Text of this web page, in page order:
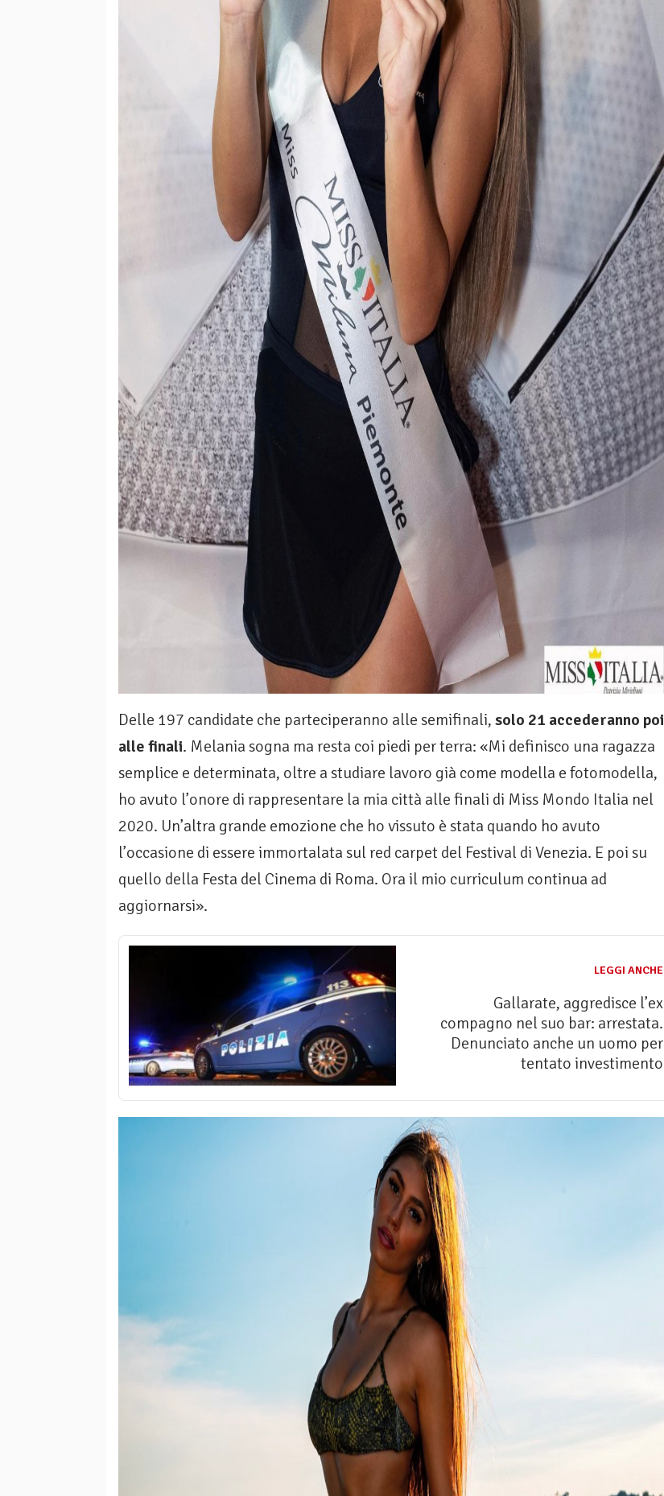
Delle 197 candidate che parteciperanno alle semifinali, solo 21 accederanno poi
alle finali. Melania sogna ma resta coi piedi per terra: «Mi definisco una ragazza
semplice e determinata, oltre a studiare lavoro già come modella e fotomodella,
ho avuto l’onore di rappresentare la mia città alle finali di Miss Mondo Italia nel
2020. Un’altra grande emozione che ho vissuto è stata quando ho avuto
l’occasione di essere immortalata sul red carpet del Festival di Venezia. E poi su
quello della Festa del Cinema di Roma. Ora il mio curriculum continua ad
aggiornarsi».
LEGGI ANCHE
Gallarate, aggredisce l’ex
compagno nel suo bar: arrestata.
Denunciato anche un uomo per
tentato investimento